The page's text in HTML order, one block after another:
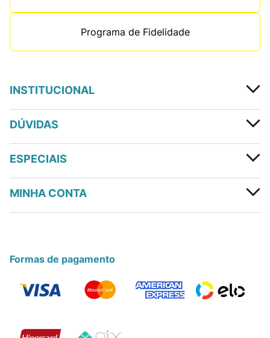
Programa de Fidelidade
INSTITUCIONAL
DÚVIDAS
ESPECIAIS
MINHA CONTA
Formas de pagamento